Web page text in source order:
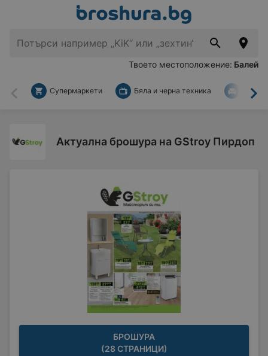
Твоето местоположение: Балей
Назад
Супермаркети Бяла и черна техника За
Актуална брошура на GStroy Пирдоп
БРОШУРА
(28 СТРАНИЦИ)